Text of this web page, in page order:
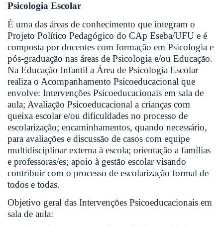
Psicologia Escolar
É uma das áreas de conhecimento que integram o
Projeto Político Pedagógico do CAp Eseba/UFU e é
composta por docentes com formação em Psicologia e
pós-graduação nas áreas de Psicologia e/ou Educação.
Na Educação Infantil a Área de Psicologia Escolar
realiza o Acompanhamento Psicoeducacional que
envolve: Intervenções Psicoeducacionais em sala de
aula; Avaliação Psicoeducacional a crianças com
queixa escolar e/ou dificuldades no processo de
escolarização; encaminhamentos, quando necessário,
para avaliações e discussão de casos com equipe
multidisciplinar externa à escola; orientação a famílias
e professoras/es; apoio à gestão escolar visando
contribuir com o processo de escolarização formal de
todos e todas.
Objetivo geral das Intervenções Psicoeducacionais em
sala de aula: